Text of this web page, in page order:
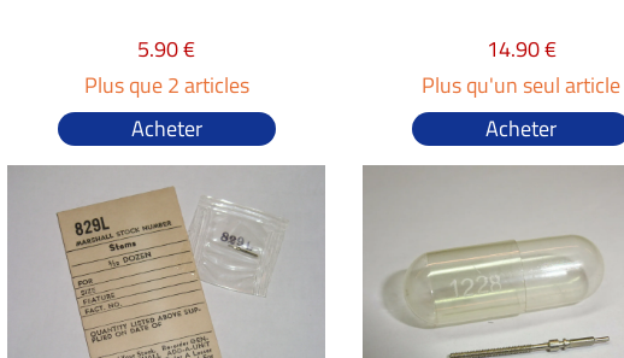
5.90 €
Plus que 2 articles
Acheter
14.90 €
Plus qu'un seul article
Acheter